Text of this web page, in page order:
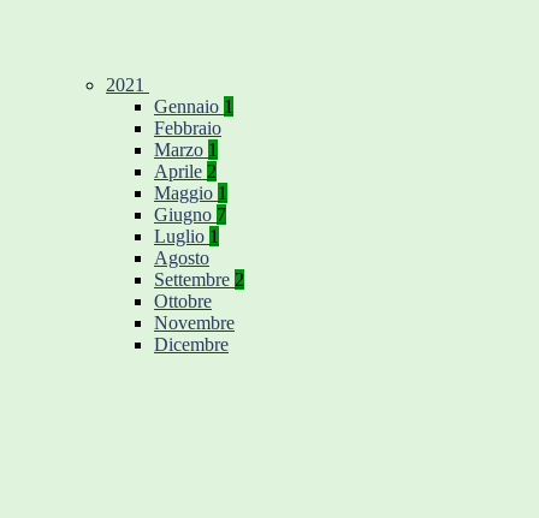
2021
Gennaio 1
Febbraio
Marzo 1
Aprile 2
Maggio 1
Giugno 7
Luglio 1
Agosto
Settembre 2
Ottobre
Novembre
Dicembre